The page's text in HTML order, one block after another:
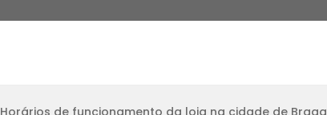
Horários de funcionamento da loja na cidade de Braga